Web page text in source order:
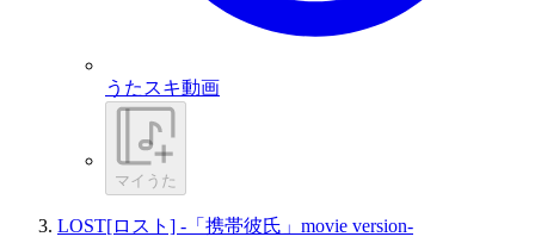
うたスキ動画
マイうた
LOST[ロスト] -「携帯彼氏」movie version-